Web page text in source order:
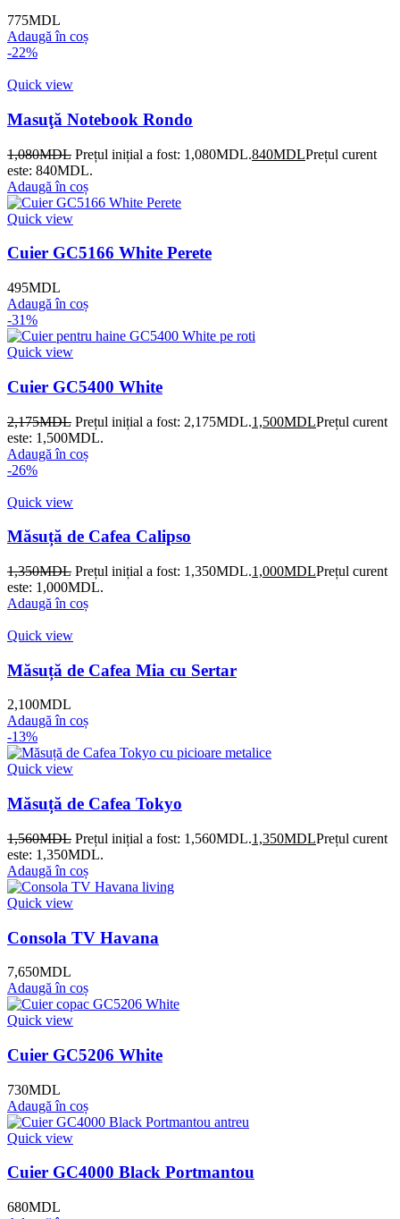
775MDL
Adaugă în coș
-22%
Quick view
Masuţă Notebook Rondo
1,080MDL Prețul inițial a fost: 1,080MDL.840MDLPrețul curent
este: 840MDL.
Adaugă în coș
Quick view
Cuier GC5166 White Perete
495MDL
Adaugă în coș
-31%
Quick view
Cuier GC5400 White
2,175MDL Prețul inițial a fost: 2,175MDL.1,500MDLPrețul curent
este: 1,500MDL.
Adaugă în coș
-26%
Quick view
Măsuță de Cafea Calipso
1,350MDL Prețul inițial a fost: 1,350MDL.1,000MDLPrețul curent
este: 1,000MDL.
Adaugă în coș
Quick view
Măsuță de Cafea Mia cu Sertar
2,100MDL
Adaugă în coș
-13%
Quick view
Măsuță de Cafea Tokyo
1,560MDL Prețul inițial a fost: 1,560MDL.1,350MDLPrețul curent
este: 1,350MDL.
Adaugă în coș
Quick view
Consola TV Havana
7,650MDL
Adaugă în coș
Quick view
Cuier GC5206 White
730MDL
Adaugă în coș
Quick view
Cuier GC4000 Black Portmantou
680MDL